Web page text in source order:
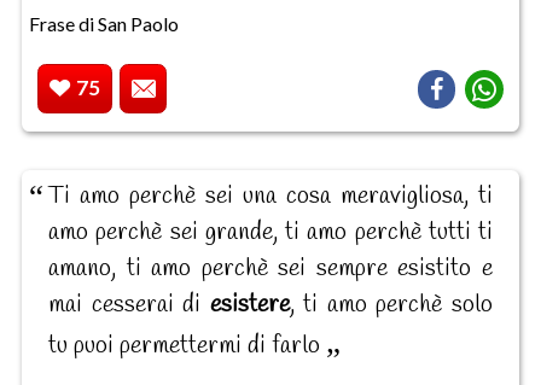
Frase di San Paolo
75
Ti amo perchè sei una cosa meravigliosa, ti
amo perchè sei grande, ti amo perchè tutti ti
amano, ti amo perchè sei sempre esistito e
mai cesserai di esistere, ti amo perchè solo
tu puoi permettermi di farlo